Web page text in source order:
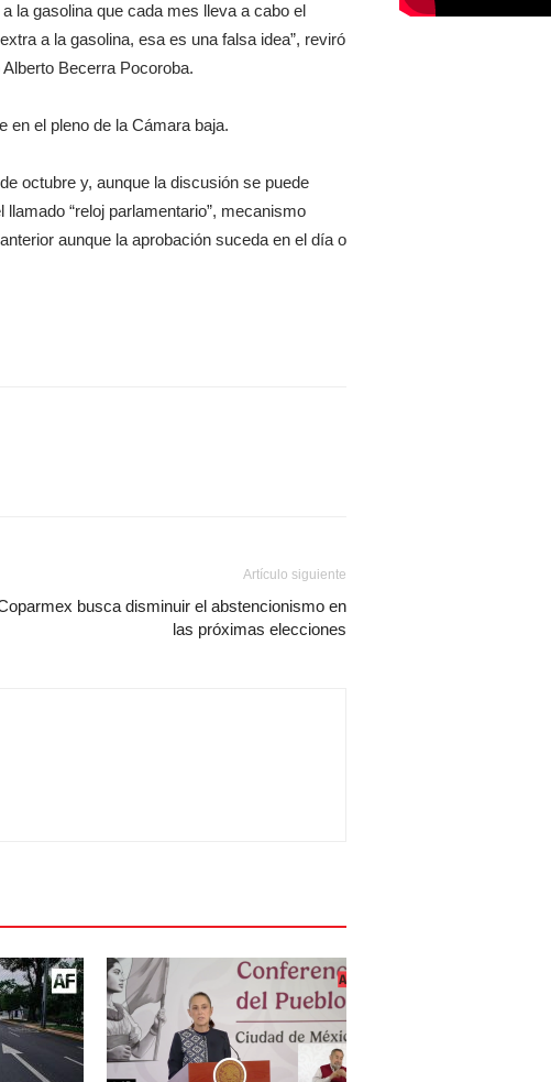
la gasolina que cada mes lleva a cabo el
a la gasolina, esa es una falsa idea”, reviró
Becerra Pocoroba.
en el pleno de la Cámara baja.
octubre y, aunque la discusión se puede
“reloj parlamentario”, mecanismo
aunque la aprobación suceda en el día o
Artículo siguiente
busca disminuir el abstencionismo en
las próximas elecciones